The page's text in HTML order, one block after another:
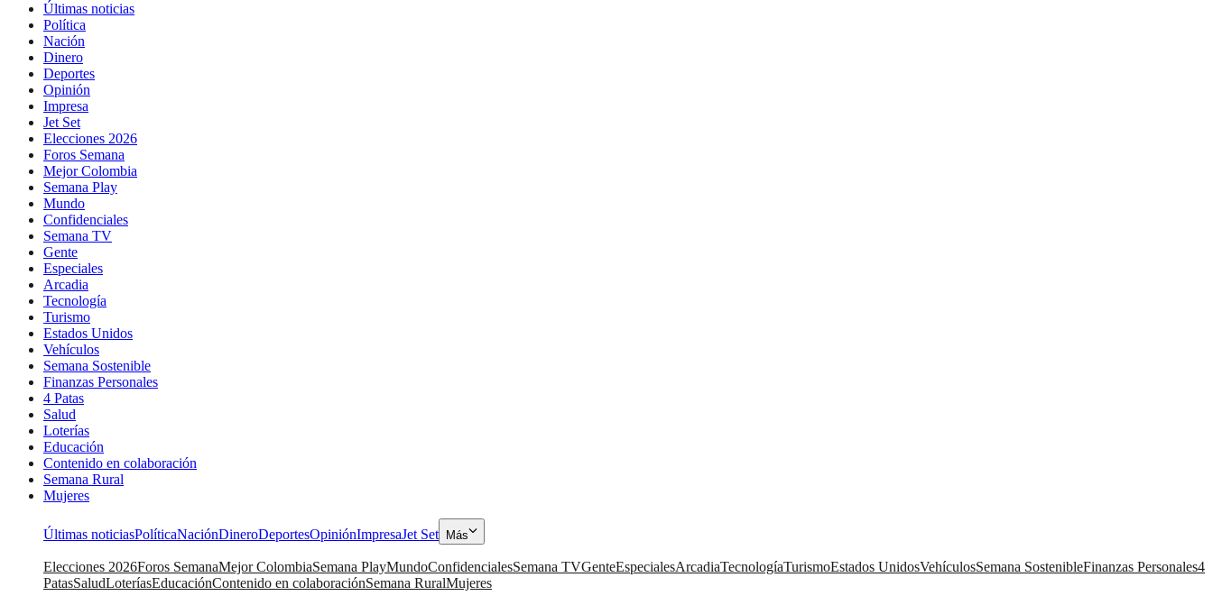
Últimas noticias
Política
Nación
Dinero
Deportes
Opinión
Impresa
Jet Set
Elecciones 2026
Foros Semana
Mejor Colombia
Semana Play
Mundo
Confidenciales
Semana TV
Gente
Especiales
Arcadia
Tecnología
Turismo
Estados Unidos
Vehículos
Semana Sostenible
Finanzas Personales
4 Patas
Salud
Loterías
Educación
Contenido en colaboración
Semana Rural
Mujeres
Últimas noticiasPolíticaNaciónDineroDeportesOpiniónImpresaJet Set Más
Elecciones 2026Foros SemanaMejor ColombiaSemana PlayMundoConfidencialesSemana TVGenteEspecialesArcadiaTecnologíaTurismoEstados UnidosVehículosSemana SostenibleFinanzas Personales4
PatasSaludLoteríasEducaciónContenido en colaboraciónSemana RuralMujeres